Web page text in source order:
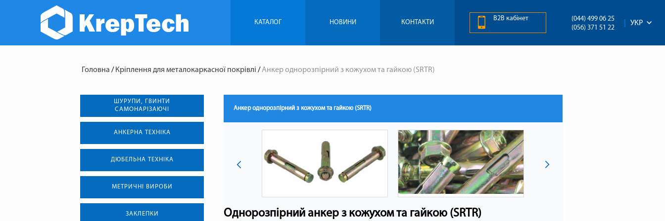
КАТАЛОГ НОВИНИ КОНТАКТИ
B2B кабінет
УКР
(044) 499 06 25
(056) 371 51 22
Головна / Кріплення для металокаркасної покрівлі /Анкер однорозпірний з кожухом та гайкою (SRTR)
ШУРУПИ, ГВИНТИ
САМОНАРІЗАЮЧІ
АНКЕРНА ТЕХНIКА
ДЮБЕЛЬНА ТЕХНІКА
МЕТРИЧНІ ВИРОБИ
ЗАКЛЕПКИ
Анкер однорозпірний з кожухом та гайкою (SRTR)
Однорозпірний анкер з кожухом та гайкою (SRTR)